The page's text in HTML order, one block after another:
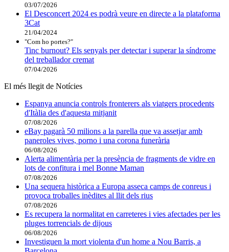
03/07/2026
El Desconcert 2024 es podrà veure en directe a la plataforma
3Cat
21/04/2024
"Com ho portes?"
Tinc burnout? Els senyals per detectar i superar la síndrome
del treballador cremat
07/04/2026
El més llegit de Notícies
Espanya anuncia controls fronterers als viatgers procedents
d'Itàlia des d'aquesta mitjanit
07/08/2026
eBay pagarà 50 milions a la parella que va assetjar amb
paneroles vives, porno i una corona funerària
06/08/2026
Alerta alimentària per la presència de fragments de vidre en
lots de confitura i mel Bonne Maman
07/08/2026
Una sequera històrica a Europa asseca camps de conreus i
provoca troballes inèdites al llit dels rius
07/08/2026
Es recupera la normalitat en carreteres i vies afectades per les
pluges torrencials de dijous
06/08/2026
Investiguen la mort violenta d'un home a Nou Barris, a